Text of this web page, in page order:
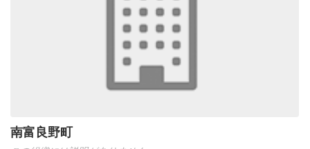
南富良野町